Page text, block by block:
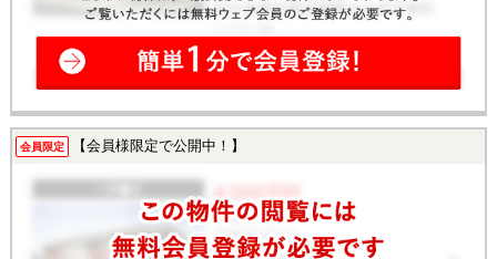
会員限定 【会員様限定で公開中！】